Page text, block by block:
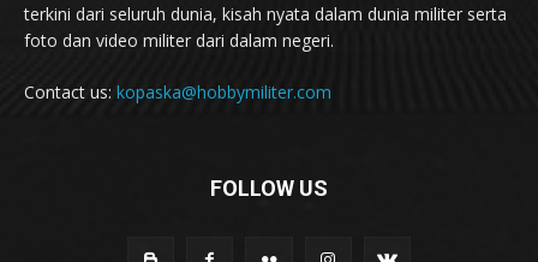
terkini dari seluruh dunia, kisah nyata dalam dunia militer serta
foto dan video militer dari dalam negeri.
Contact us: kopaska@hobbymiliter.com
FOLLOW US